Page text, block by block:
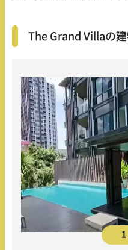
The Grand Villaの建
1